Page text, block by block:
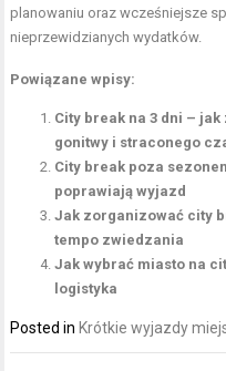
planowaniu oraz wcześniejsze
nieprzewidzianych wydatków.
Powiązane wpisy:
City break na 3 dni –
gonitwy i straconego
City break poza
poprawiają wyjazd
Jak zorganizować city
tempo zwiedzania
Jak wybrać miasto na
logistyka
Posted in Krótkie wyjazdy